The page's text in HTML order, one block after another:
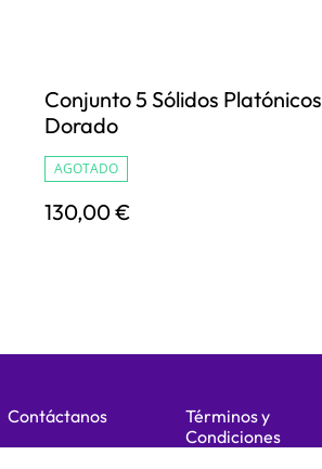
Conjunto 5 Sólidos Platónicos
Dorado
AGOTADO
130,00 €
Contáctanos
Términos y
Condiciones